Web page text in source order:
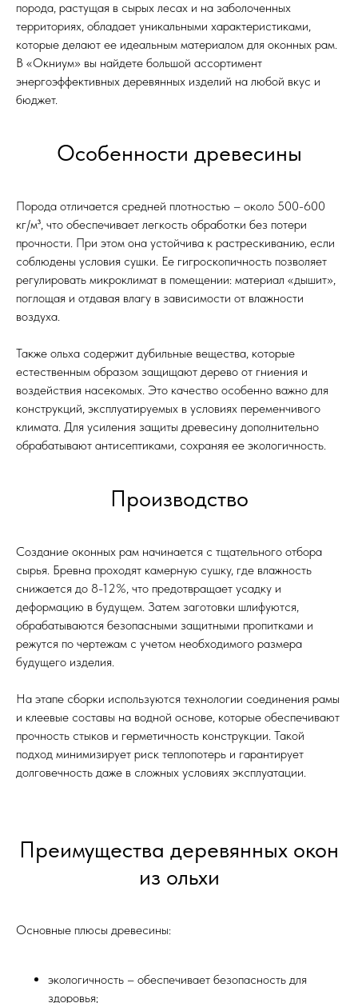
порода, растущая в сырых лесах и на заболоченных
территориях, обладает уникальными характеристиками,
которые делают ее идеальным материалом для оконных рам.
В «Окниум» вы найдете большой ассортимент
энергоэффективных деревянных изделий на любой вкус и
бюджет.
Особенности древесины
Порода отличается средней плотностью – около 500-600
кг/м³, что обеспечивает легкость обработки без потери
прочности. При этом она устойчива к растрескиванию, если
соблюдены условия сушки. Ее гигроскопичность позволяет
регулировать микроклимат в помещении: материал «дышит»,
поглощая и отдавая влагу в зависимости от влажности
воздуха.
Также ольха содержит дубильные вещества, которые
естественным образом защищают дерево от гниения и
воздействия насекомых. Это качество особенно важно для
конструкций, эксплуатируемых в условиях переменчивого
климата. Для усиления защиты древесину дополнительно
обрабатывают антисептиками, сохраняя ее экологичность.
Производство
Создание оконных рам начинается с тщательного отбора
сырья. Бревна проходят камерную сушку, где влажность
снижается до 8-12%, что предотвращает усадку и
деформацию в будущем. Затем заготовки шлифуются,
обрабатываются безопасными защитными пропитками и
режутся по чертежам с учетом необходимого размера
будущего изделия.
На этапе сборки используются технологии соединения рамы
и клеевые составы на водной основе, которые обеспечивают
прочность стыков и герметичность конструкции. Такой
подход минимизирует риск теплопотерь и гарантирует
долговечность даже в сложных условиях эксплуатации.
Преимущества деревянных окон
из ольхи
Основные плюсы древесины:
экологичность – обеспечивает безопасность для
здоровья;